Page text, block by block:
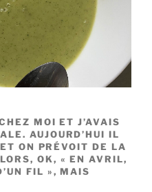
MOI ET J’AVAIS
AUJOURD’HUI IL
ON PRÉVOIT DE LA
OK, « EN AVRIL,
FIL », MAIS